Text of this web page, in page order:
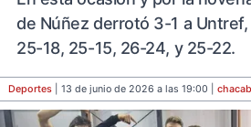
de Núñez derrotó 3-1 a
25-18, 25-15, 26-24, y 25-22.
Deportes | 13 de junio de 2026 a las 19:00 |